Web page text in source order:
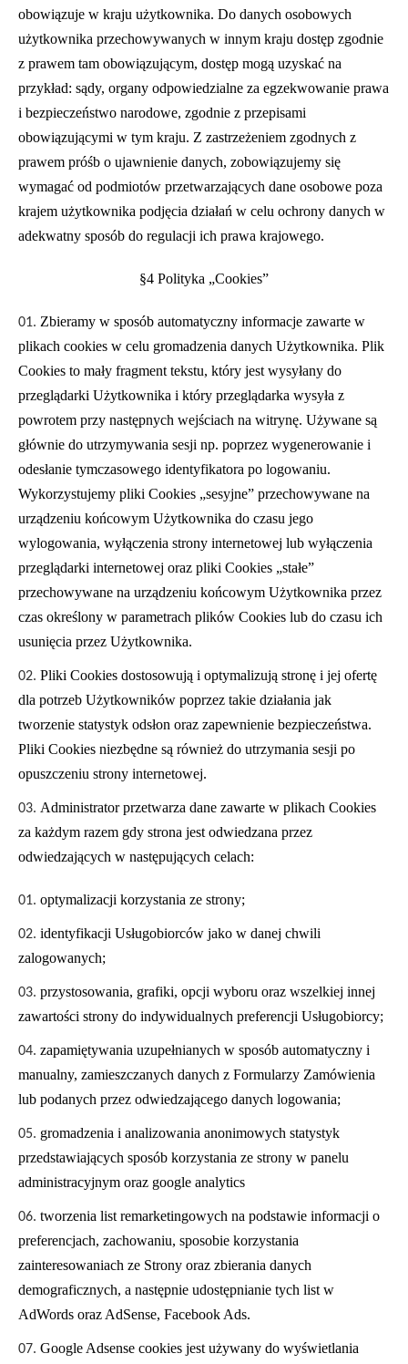
obowiązuje w kraju użytkownika. Do danych osobowych
użytkownika przechowywanych w innym kraju dostęp zgodnie
z prawem tam obowiązującym, dostęp mogą uzyskać na
przykład: sądy, organy odpowiedzialne za egzekwowanie prawa
i bezpieczeństwo narodowe, zgodnie z przepisami
obowiązującymi w tym kraju. Z zastrzeżeniem zgodnych z
prawem próśb o ujawnienie danych, zobowiązujemy się
wymagać od podmiotów przetwarzających dane osobowe poza
krajem użytkownika podjęcia działań w celu ochrony danych w
adekwatny sposób do regulacji ich prawa krajowego.
§4 Polityka „Cookies”
Zbieramy w sposób automatyczny informacje zawarte w
plikach cookies w celu gromadzenia danych Użytkownika. Plik
Cookies to mały fragment tekstu, który jest wysyłany do
przeglądarki Użytkownika i który przeglądarka wysyła z
powrotem przy następnych wejściach na witrynę. Używane są
głównie do utrzymywania sesji np. poprzez wygenerowanie i
odesłanie tymczasowego identyfikatora po logowaniu.
Wykorzystujemy pliki Cookies „sesyjne” przechowywane na
urządzeniu końcowym Użytkownika do czasu jego
wylogowania, wyłączenia strony internetowej lub wyłączenia
przeglądarki internetowej oraz pliki Cookies „stałe”
przechowywane na urządzeniu końcowym Użytkownika przez
czas określony w parametrach plików Cookies lub do czasu ich
usunięcia przez Użytkownika.
Pliki Cookies dostosowują i optymalizują stronę i jej ofertę
dla potrzeb Użytkowników poprzez takie działania jak
tworzenie statystyk odsłon oraz zapewnienie bezpieczeństwa.
Pliki Cookies niezbędne są również do utrzymania sesji po
opuszczeniu strony internetowej.
Administrator przetwarza dane zawarte w plikach Cookies
za każdym razem gdy strona jest odwiedzana przez
odwiedzających w następujących celach:
optymalizacji korzystania ze strony;
identyfikacji Usługobiorców jako w danej chwili
zalogowanych;
przystosowania, grafiki, opcji wyboru oraz wszelkiej innej
zawartości strony do indywidualnych preferencji Usługobiorcy;
zapamiętywania uzupełnianych w sposób automatyczny i
manualny, zamieszczanych danych z Formularzy Zamówienia
lub podanych przez odwiedzającego danych logowania;
gromadzenia i analizowania anonimowych statystyk
przedstawiających sposób korzystania ze strony w panelu
administracyjnym oraz google analytics
tworzenia list remarketingowych na podstawie informacji o
preferencjach, zachowaniu, sposobie korzystania
zainteresowaniach ze Strony oraz zbierania danych
demograficznych, a następnie udostępnianie tych list w
AdWords oraz AdSense, Facebook Ads.
Google Adsense cookies jest używany do wyświetlania